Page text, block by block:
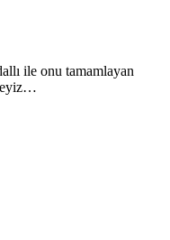
ile onu tamamlayan